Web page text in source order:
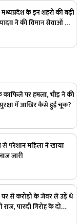
के इन शहरों की बढ़ी
ने की विमान सेवाओं की
को मिलेगी गति
काफिले पर हमला, भीड़ ने की
में आखिर कैसे हुई चूक?
परेशान महिला ने खाया
जारी
से करोड़ों के जेवर ले उड़ें थे
पारदी गिरोह के दो